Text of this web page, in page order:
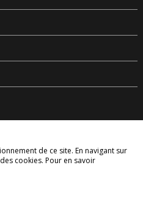
- Tous Droits Réservés
de ce site. En navigant sur
cookies. Pour en savoir